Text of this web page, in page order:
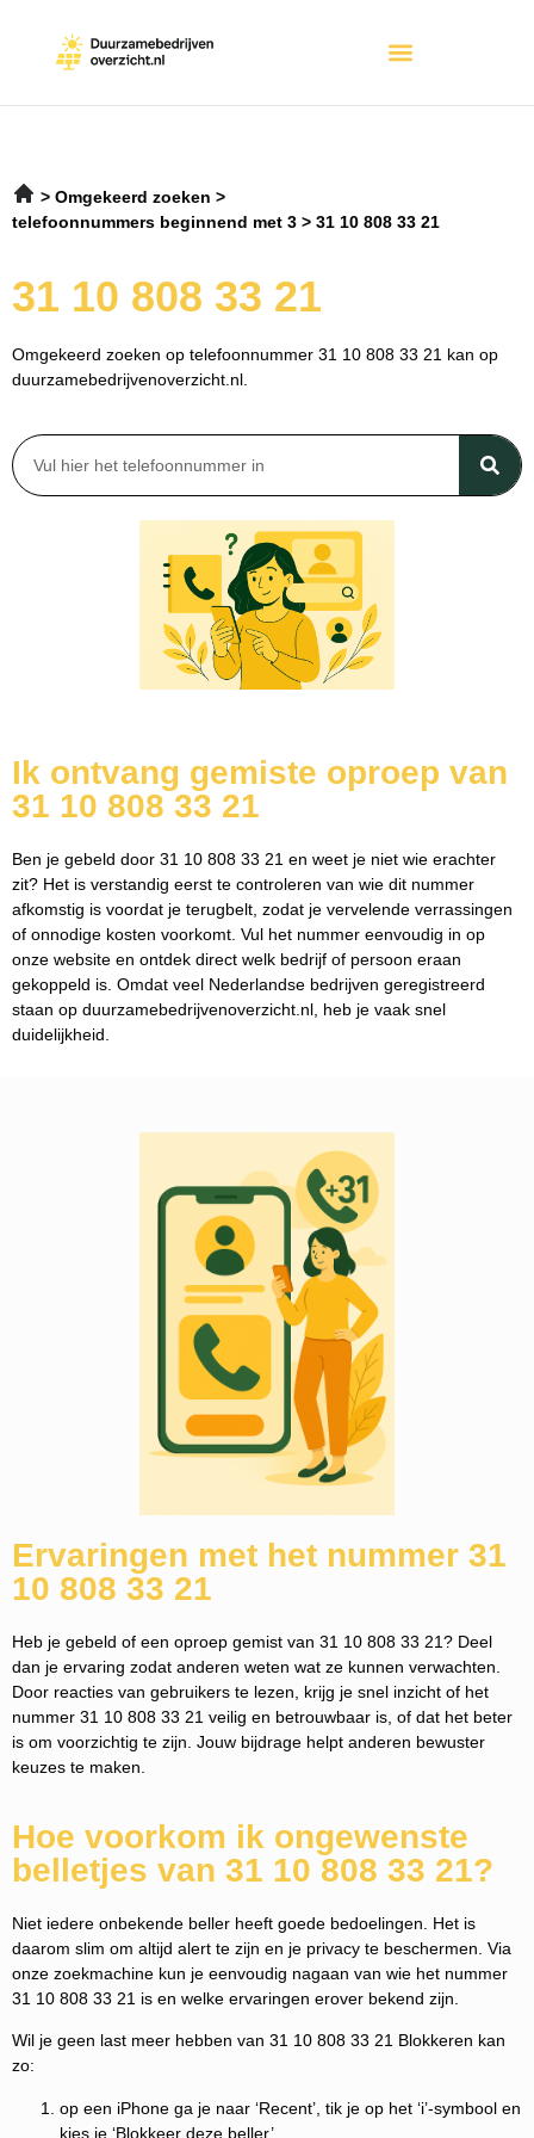
Omgekeerd zoeken
telefoonnummers beginnend met 3
31 10 808 33 21
31 10 808 33 21
Omgekeerd zoeken op telefoonnummer 31 10 808 33 21 kan op
duurzamebedrijvenoverzicht.nl.
Ik ontvang gemiste oproep van
31 10 808 33 21
Ben je gebeld door 31 10 808 33 21 en weet je niet wie erachter
zit? Het is verstandig eerst te controleren van wie dit nummer
afkomstig is voordat je terugbelt, zodat je vervelende verrassingen
of onnodige kosten voorkomt. Vul het nummer eenvoudig in op
onze website en ontdek direct welk bedrijf of persoon eraan
gekoppeld is. Omdat veel Nederlandse bedrijven geregistreerd
staan op duurzamebedrijvenoverzicht.nl, heb je vaak snel
duidelijkheid.
Ervaringen met het nummer 31
10 808 33 21
Heb je gebeld of een oproep gemist van 31 10 808 33 21? Deel
dan je ervaring zodat anderen weten wat ze kunnen verwachten.
Door reacties van gebruikers te lezen, krijg je snel inzicht of het
nummer 31 10 808 33 21 veilig en betrouwbaar is, of dat het beter
is om voorzichtig te zijn. Jouw bijdrage helpt anderen bewuster
keuzes te maken.
Hoe voorkom ik ongewenste
belletjes van 31 10 808 33 21?
Niet iedere onbekende beller heeft goede bedoelingen. Het is
daarom slim om altijd alert te zijn en je privacy te beschermen. Via
onze zoekmachine kun je eenvoudig nagaan van wie het nummer
31 10 808 33 21 is en welke ervaringen erover bekend zijn.
Wil je geen last meer hebben van 31 10 808 33 21 Blokkeren kan
zo:
op een iPhone ga je naar ‘Recent’, tik je op het ‘i’-symbool en
kies je ‘Blokkeer deze beller’.